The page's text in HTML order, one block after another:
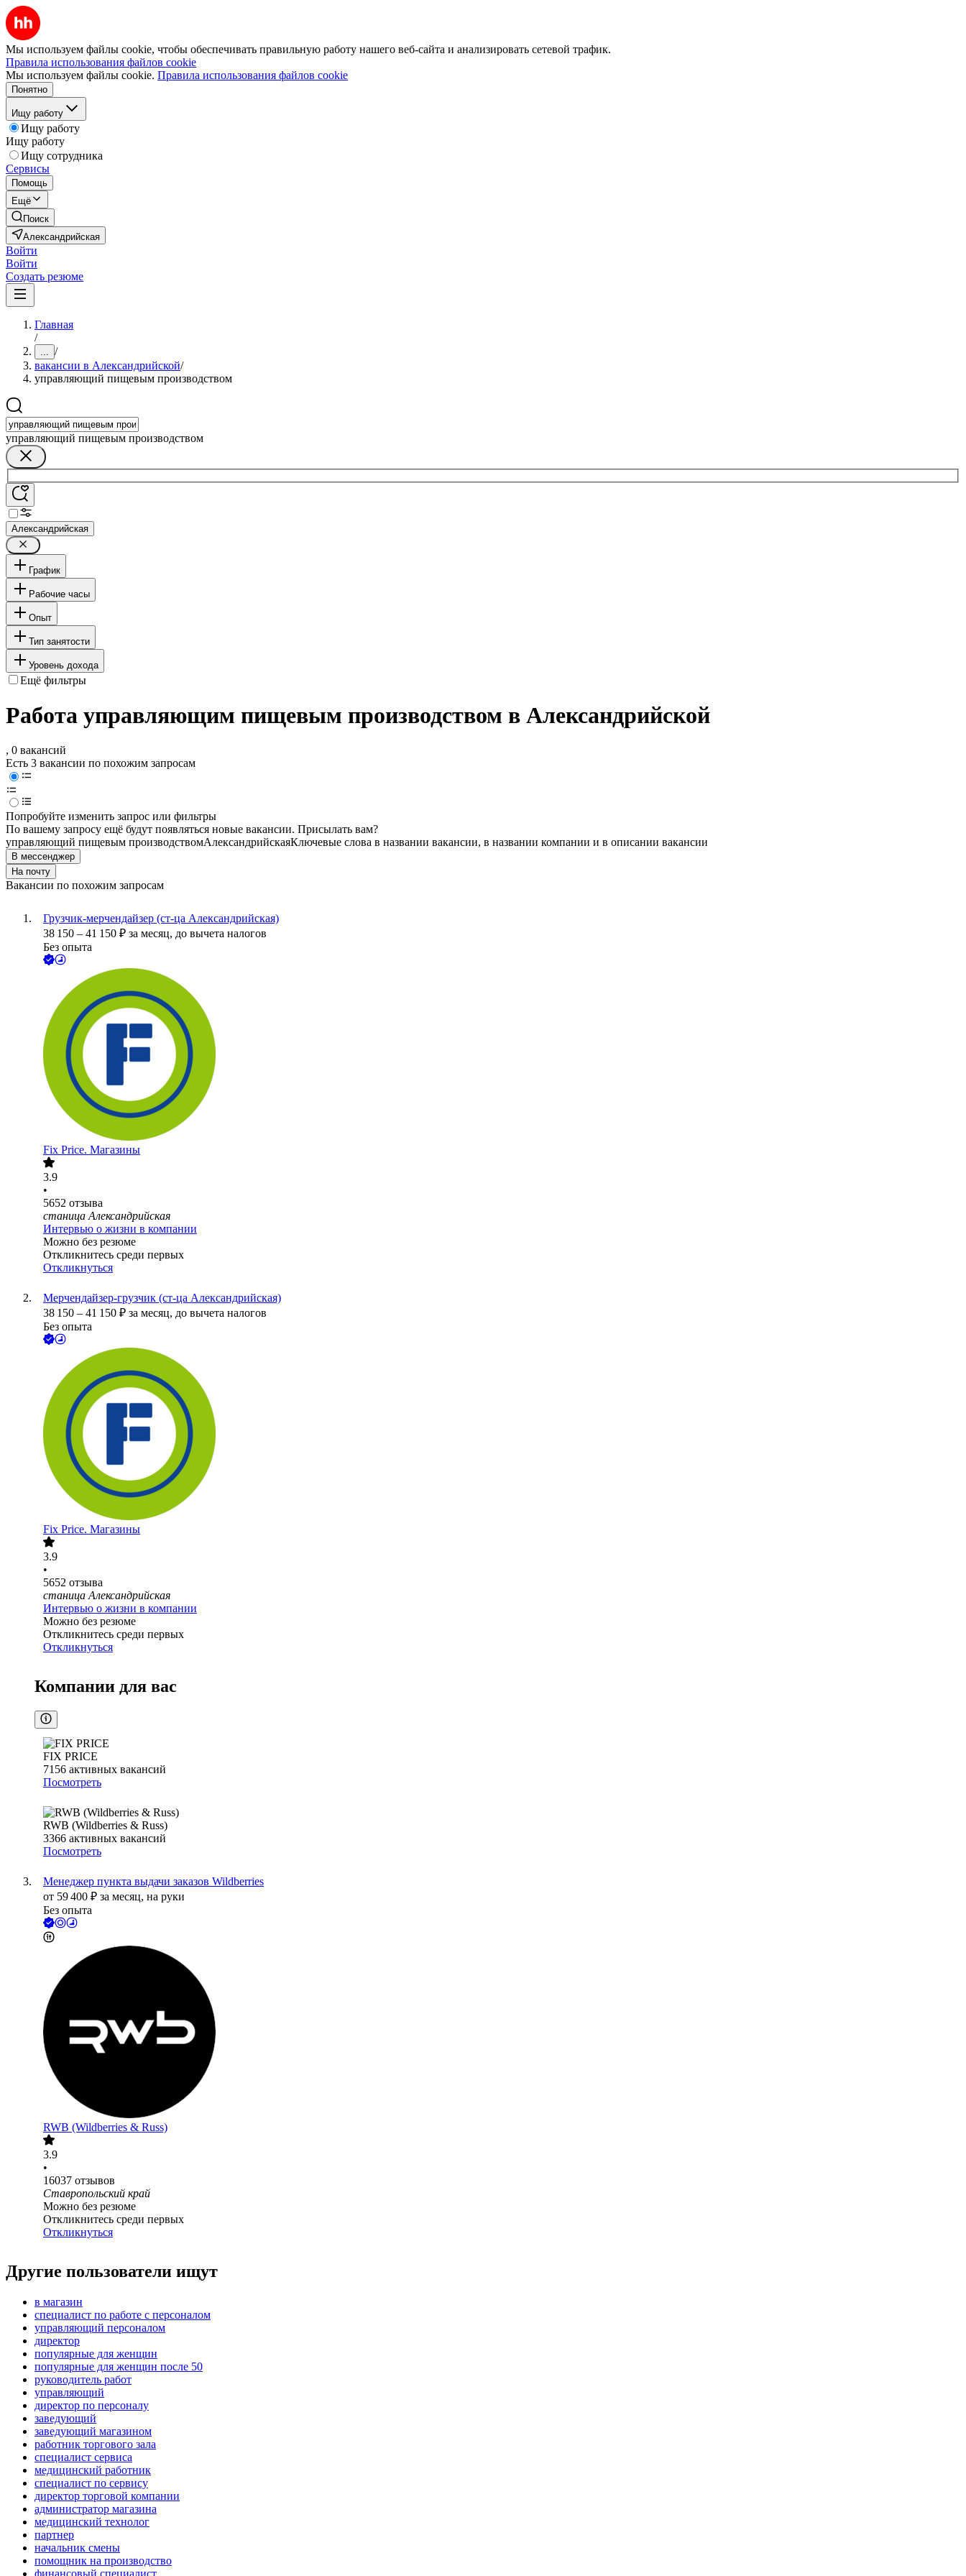
Мы используем файлы cookie, чтобы обеспечивать правильную работу нашего веб-сайта и анализировать сетевой трафик.
Правила использования файлов cookie
Мы используем файлы cookie. Правила использования файлов cookie
Понятно
Ищу работу
Ищу работу
Ищу работу
Ищу сотрудника
Сервисы
Помощь
Ещё
Поиск
Александрийская
Войти
Войти
Создать резюме
Главная
/
... /
вакансии в Александрийской/
управляющий пищевым производством
управляющий пищевым производством
Александрийская
График
Рабочие часы
Опыт
Тип занятости
Уровень дохода
Ещё фильтры
Работа управляющим пищевым производством в Александрийской
, 0 вакансий
Есть 3 вакансии по похожим запросам
Попробуйте изменить запрос или фильтры
По вашему запросу ещё будут появляться новые вакансии. Присылать вам?
управляющий пищевым производствомАлександрийскаяКлючевые слова в названии вакансии, в названии компании и в описании вакансии
В мессенджер
На почту
Вакансии по похожим запросам
Грузчик-мерчендайзер (ст-ца Александрийская)
38 150 – 41 150 ₽ за месяц, до вычета налогов
Без опыта
Fix Price. Магазины
3.9
•
5652 отзыва
станица Александрийская
Интервью о жизни в компании
Можно без резюме
Откликнитесь среди первых
Откликнуться
Мерчендайзер-грузчик (ст-ца Александрийская)
38 150 – 41 150 ₽ за месяц, до вычета налогов
Без опыта
Fix Price. Магазины
3.9
•
5652 отзыва
станица Александрийская
Интервью о жизни в компании
Можно без резюме
Откликнитесь среди первых
Откликнуться
Компании для вас
FIX PRICE
7156 активных вакансий
Посмотреть
RWB (Wildberries & Russ)
3366 активных вакансий
Посмотреть
Менеджер пункта выдачи заказов Wildberries
от 59 400 ₽ за месяц, на руки
Без опыта
RWB (Wildberries & Russ)
3.9
•
16037 отзывов
Ставропольский край
Можно без резюме
Откликнитесь среди первых
Откликнуться
Другие пользователи ищут
в магазин
специалист по работе с персоналом
управляющий персоналом
директор
популярные для женщин
популярные для женщин после 50
руководитель работ
управляющий
директор по персоналу
заведующий
заведующий магазином
работник торгового зала
специалист сервиса
медицинский работник
специалист по сервису
директор торговой компании
администратор магазина
медицинский технолог
партнер
начальник смены
помощник на производство
финансовый специалист